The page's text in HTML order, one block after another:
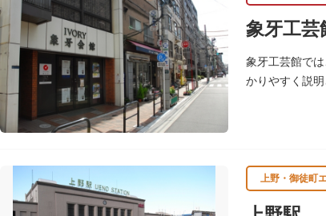
象牙工芸
象牙工芸館で
かりやすく説
上野・御徒町